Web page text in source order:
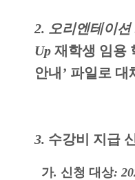
2. 오리엔테이션
Up 재학생 임용
안내 ’ 파일로 대
3. 수강비 지급
가. 신청 대상: